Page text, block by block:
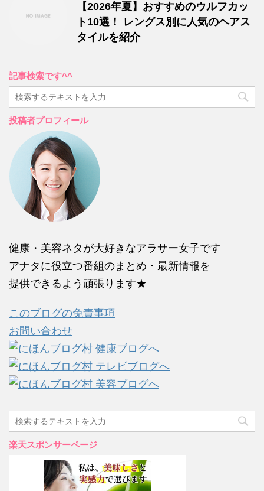
【2026年夏】おすすめのウルフカッ
ト10選！ レングス別に人気のヘアス
タイルを紹介
記事検索です^^
投稿者プロフィール
健康・美容ネタが大好きなアラサー女子です
アナタに役立つ番組のまとめ・最新情報を
提供できるよう頑張ります★
このブログの免責事項
お問い合わせ
楽天スポンサーページ